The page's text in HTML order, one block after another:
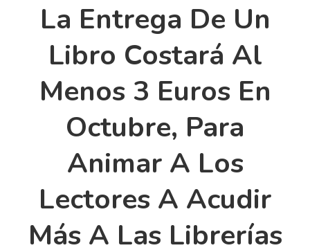
La Entrega De Un
Libro Costará Al
Menos 3 Euros En
Octubre, Para
Animar A Los
Lectores A Acudir
Más A Las Librerías